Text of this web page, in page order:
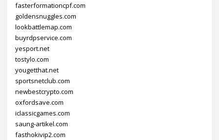
fasterformationcpf.com
goldensnuggles.com
lookbattlemap.com
buyrdpservice.com
yesport.net
tostylo.com
yougetthat.net
sportsnetclub.com
newbestcrypto.com
oxfordsave.com
iclassicgames.com
saung-artikel.com
fasthokivip2.com